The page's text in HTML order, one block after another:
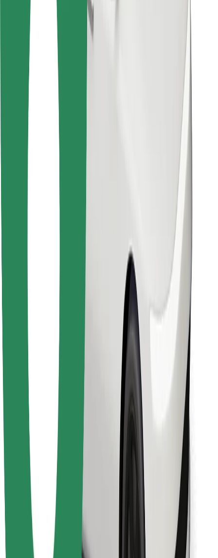
Προμηθευτές
Όροι & Προϋποθέσεις
Cookies
Ασφάλεια
Πάρε ταξί μέσα σε λίγα λεπτά!
Κατέβασε την εφαρμογή Bolt
Βρείτε το αγαπημένο σας φαγητό!
Κατεβάστε την εφαρμογή Bolt Food